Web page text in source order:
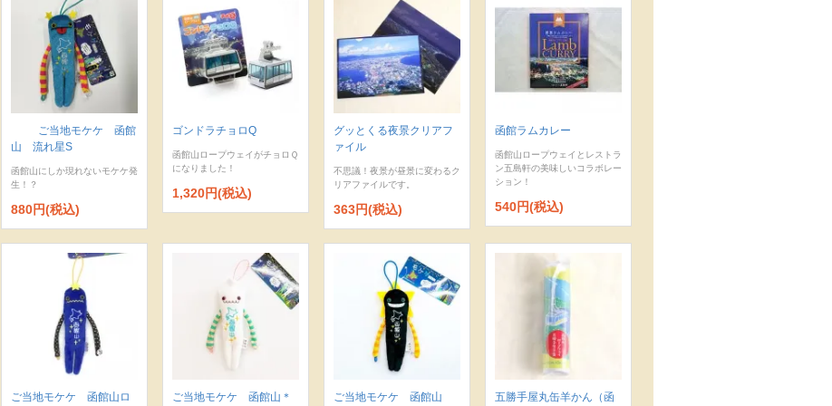
ご当地モケケ 函館
山 流れ星S
函館山にしか現れないモケケ発
生！？
880円(税込)
ゴンドラチョロQ
函館山ロープウェイがチョロＱ
になりました！
1,320円(税込)
グッとくる夜景クリアフ
ァイル
不思議！夜景が昼景に変わるク
リアファイルです。
363円(税込)
函館ラムカレー
函館山ロープウェイとレストラ
ン五島軒の美味しいコラボレー
ション！
540円(税込)
ご当地モケケ 函館山ロ
ご当地モケケ 函館山＊
ご当地モケケ 函館山
五勝手屋丸缶羊かん（函